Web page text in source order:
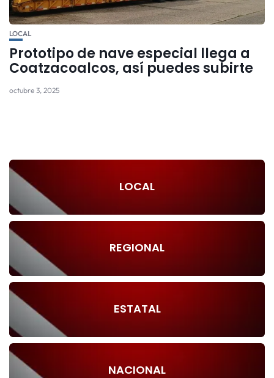
LOCAL
Prototipo de nave especial llega a
Coatzacoalcos, así puedes subirte
octubre 3, 2025
LOCAL
REGIONAL
ESTATAL
NACIONAL